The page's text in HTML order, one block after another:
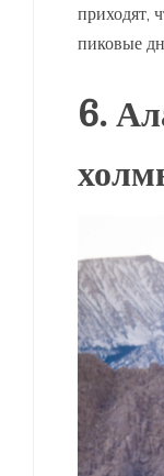
приходят,
пиковые
6.